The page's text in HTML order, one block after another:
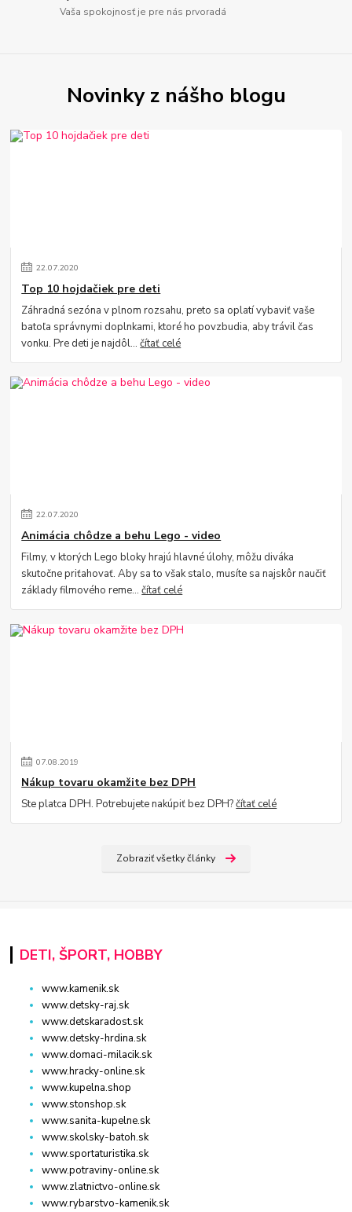
Vaša spokojnosť je pre nás prvoradá
Novinky z nášho blogu
22.07.2020
Top 10 hojdačiek pre deti
Záhradná sezóna v plnom rozsahu, preto sa oplatí vybaviť vaše
batoľa správnymi doplnkami, ktoré ho povzbudia, aby trávil čas
vonku. Pre deti je najdôl...čítať celé
22.07.2020
Animácia chôdze a behu Lego - video
Filmy, v ktorých Lego bloky hrajú hlavné úlohy, môžu diváka
skutočne priťahovať. Aby sa to však stalo, musíte sa najskôr naučiť
základy filmového reme...čítať celé
07.08.2019
Nákup tovaru okamžite bez DPH
Ste platca DPH. Potrebujete nakúpiť bez DPH?čítať celé
Zobraziť všetky články
DETI, ŠPORT, HOBBY
www.kamenik.sk
www.detsky-raj.sk
www.detskaradost.sk
www.detsky-hrdina.sk
www.domaci-milacik.sk
www.hracky-online.sk
www.kupelna.shop
www.stonshop.sk
www.sanita-kupelne.sk
www.skolsky-batoh.sk
www.sportaturistika.sk
www.potraviny-online.sk
www.zlatnictvo-online.sk
www.rybarstvo-kamenik.sk